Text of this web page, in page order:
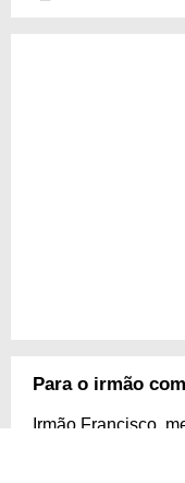
Para o irmão
Irmão Francisco,